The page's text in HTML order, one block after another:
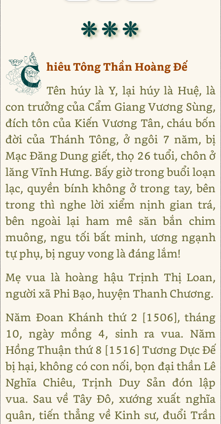
❊ ❊ ❊
C hiêu Tông Thần Hoàng Đế
Tên húy là Y, lại húy là Huệ, là
con trưởng của Cẩm Giang Vương Sùng,
đích tôn của Kiến Vương Tân, cháu bốn
đời của Thánh Tông, ở ngôi 7 năm, bị
Mạc Đăng Dung giết, thọ 26 tuổi, chôn ở
lăng Vĩnh Hưng. Bấy giờ trong buổi loạn
lạc, quyền bính không ở trong tay, bên
trong thì nghe lời xiểm nịnh gian trá,
bên ngoài lại ham mê săn bắn chim
muông, ngu tối bất minh, ương ngạnh
tự phụ, bị nguy vong là đáng lắm!
Mẹ vua là hoàng hậu Trịnh Thị Loan,
người xã Phi Bạo, huyện Thanh Chương.
Năm Đoan Khánh thứ 2 [1506], tháng
10, ngày mồng 4, sinh ra vua. Năm
Hồng Thuận thứ 8 [1516] Tương Dực Đế
bị hại, không có con nối, bọn đại thần Lê
Nghĩa Chiêu, Trịnh Duy Sản đón lập
vua. Sau về Tây Đô, xướng xuất nghĩa
quân, tiến thẳng về Kinh sư, đuổi Trần